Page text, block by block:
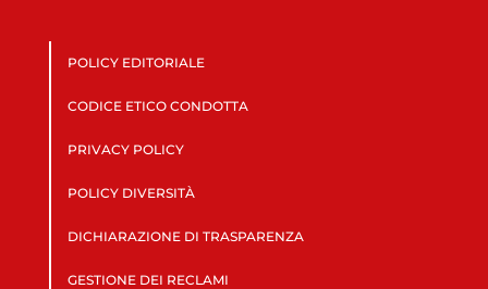
POLICY EDITORIALE
CODICE ETICO CONDOTTA
PRIVACY POLICY
POLICY DIVERSITÀ
DICHIARAZIONE DI TRASPARENZA
GESTIONE DEI RECLAMI